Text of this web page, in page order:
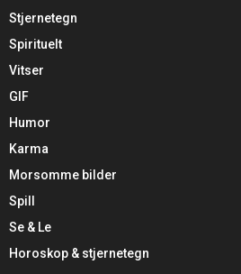
Stjernetegn
Spirituelt
Vitser
GIF
Humor
Karma
Morsomme bilder
Spill
Se & Le
Horoskop & stjernetegn